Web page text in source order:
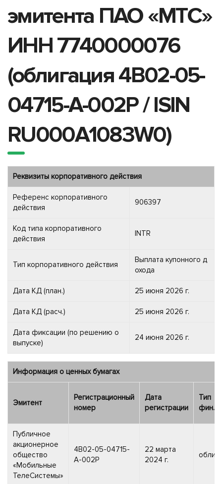
эмитента ПАО «МТС»
ИНН 7740000076
(облигация 4B02-05-
04715-A-002P / ISIN
RU000A1083W0)
Реквизиты корпоративного действия
Референс корпоративного
действия
906397
Код типа корпоративного
действия
INTR
Тип корпоративного действия
Выплата купонного д
охода
Дата КД (план.) 25 июня 2026 г.
Дата КД (расч.) 25 июня 2026 г.
Дата фиксации (по решению о
выпуске)
24 июня 2026 г.
Информация о ценных бумагах
Эмитент
Регистрационный
номер
Дата
регистрации
Тип
Публичное
акционерное
общество
«Мобильные
ТелеСистемы»
4B02-05-04715-
A-002P
22 марта
2024 г.